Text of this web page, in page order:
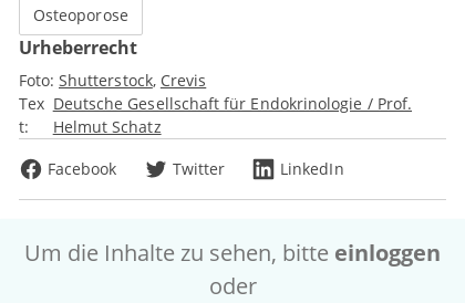
Osteoporose
Urheberrecht
Foto: Shutterstock Crevis
Tex
t:
Deutsche Gesellschaft für Endokrinologie / Prof.
Helmut Schatz
Facebook
Twitter LinkedIn
Um die Inhalte zu sehen, bitte einloggen
oder